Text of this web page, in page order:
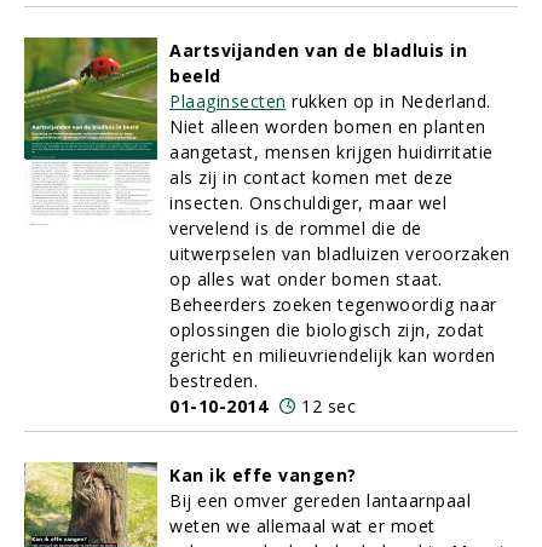
Aartsvijanden van de bladluis in
beeld
Plaaginsecten rukken op in Nederland.
Niet alleen worden bomen en planten
aangetast, mensen krijgen huidirritatie
als zij in contact komen met deze
insecten. Onschuldiger, maar wel
vervelend is de rommel die de
uitwerpselen van bladluizen veroorzaken
op alles wat onder bomen staat.
Beheerders zoeken tegenwoordig naar
oplossingen die biologisch zijn, zodat
gericht en milieuvriendelijk kan worden
bestreden.
01-10-2014
12 sec
Kan ik effe vangen?
Bij een omver gereden lantaarnpaal
weten we allemaal wat er moet